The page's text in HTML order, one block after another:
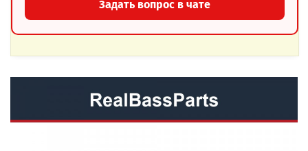
Задать вопрос в чате